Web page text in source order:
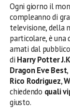
Ogni giorno il
compleanno di
televisione, della
particolare, è una
amati dal
di Harry Potter
Dragon Eve Best
Rico Rodriguez,
chiedendo quali
giusto.